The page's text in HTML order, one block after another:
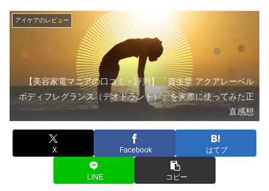
アイケアのレビュー
【美容家電マニアの口コミ・評判】「資生堂 アクアレーベル
ボディフレグランス（デオドラント）」を実際に使ってみた正
直感想
X Facebook はてブ
LINE コピー